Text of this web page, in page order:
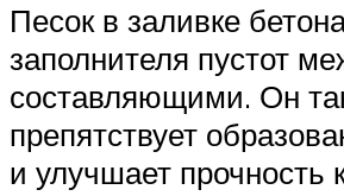
Песок в заливке
заполнителя пустот
составляющими. Он
препятствует
и улучшает прочность